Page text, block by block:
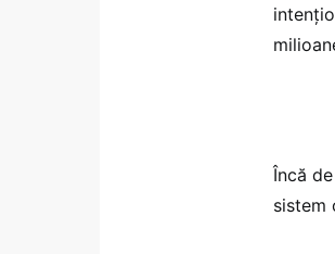
Încă
sistem